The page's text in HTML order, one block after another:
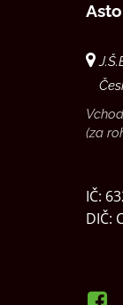
(za
IČ:
DIČ: